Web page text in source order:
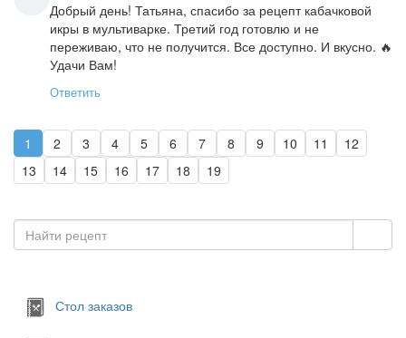
Добрый день! Татьяна, спасибо за рецепт кабачковой
икры в мультиварке. Третий год готовлю и не
переживаю, что не получится. Все доступно. И вкусно. 🔥
Удачи Вам!
Ответить
1 2 3 4 5 6 7 8 9 10 11
12
13
14 15 16 17 18 19
Стол заказов